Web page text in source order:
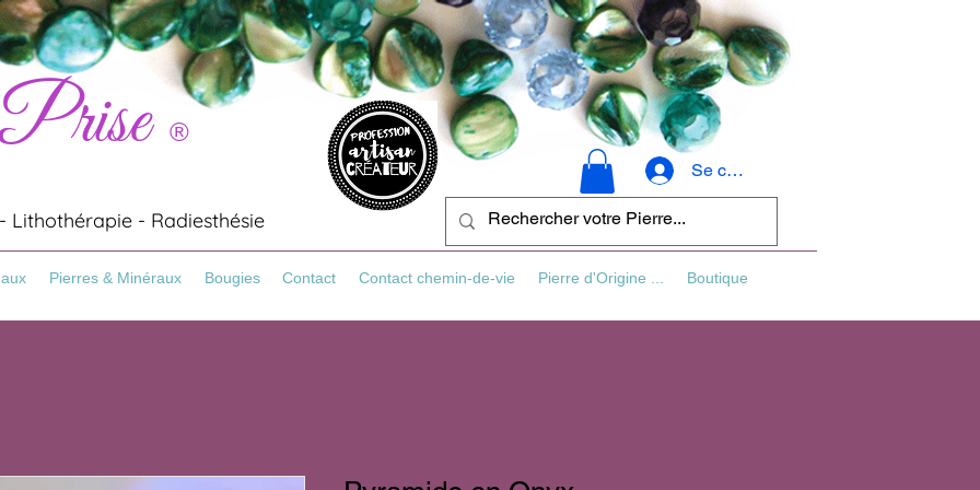
®
Se connecter
Lithothérapie - Radiesthésie
Pierres & Minéraux Bougies Contact Contact chemin-de-vie Pierre d'Origine ... Boutique